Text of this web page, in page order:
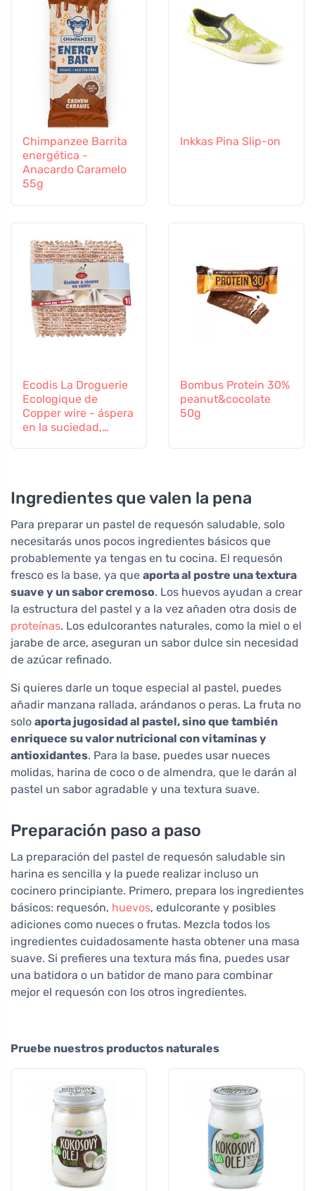
Chimpanzee Barrita
energética -
Anacardo Caramelo
55g
Inkkas Pina Slip-on
Ecodis La Droguerie
Ecologique de
Copper wire - áspera
en la suciedad,
Bombus Protein 30%
peanut&cocolate
50g
Ingredientes que valen la pena
Para preparar un pastel de requesón saludable, solo
necesitarás unos pocos ingredientes básicos que
probablemente ya tengas en tu cocina. El requesón
fresco es la base, ya que aporta al postre una textura
suave y un sabor cremoso. Los huevos ayudan a crear
la estructura del pastel y a la vez añaden otra dosis de
proteínas. Los edulcorantes naturales, como la miel o el
jarabe de arce, aseguran un sabor dulce sin necesidad
de azúcar refinado.
Si quieres darle un toque especial al pastel, puedes
añadir manzana rallada, arándanos o peras. La fruta no
solo aporta jugosidad al pastel, sino que también
enriquece su valor nutricional con vitaminas y
antioxidantes. Para la base, puedes usar nueces
molidas, harina de coco o de almendra, que le darán al
pastel un sabor agradable y una textura suave.
Preparación paso a paso
La preparación del pastel de requesón saludable sin
harina es sencilla y la puede realizar incluso un
cocinero principiante. Primero, prepara los ingredientes
básicos: requesón, huevos, edulcorante y posibles
adiciones como nueces o frutas. Mezcla todos los
ingredientes cuidadosamente hasta obtener una masa
suave. Si prefieres una textura más fina, puedes usar
una batidora o un batidor de mano para combinar
mejor el requesón con los otros ingredientes.
Pruebe nuestros productos naturales